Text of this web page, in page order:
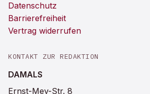
Datenschutz
Barrierefreiheit
Vertrag widerrufen
KONTAKT ZUR REDAKTION
DAMALS
Ernst-Mey-Str. 8